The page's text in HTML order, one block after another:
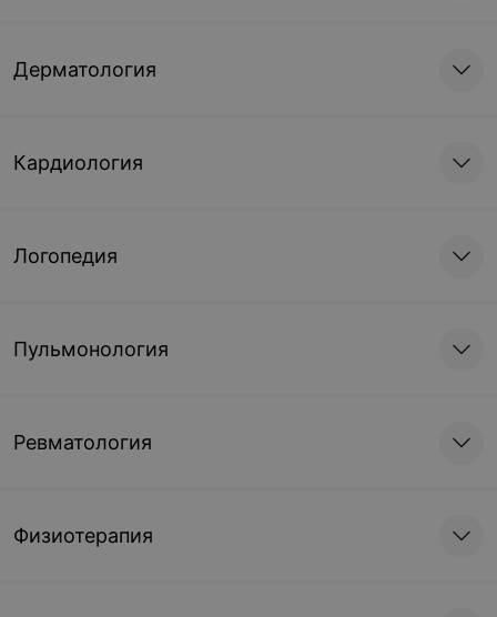
Дерматология
Кардиология
Логопедия
Пульмонология
Ревматология
Физиотерапия